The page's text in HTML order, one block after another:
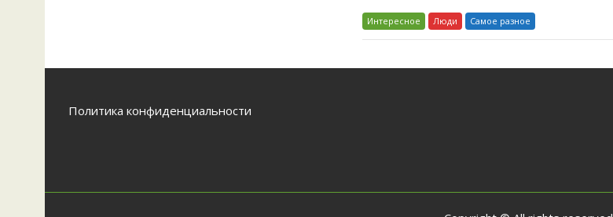
Интересное Люди Самое разное
Политика конфиденциальности